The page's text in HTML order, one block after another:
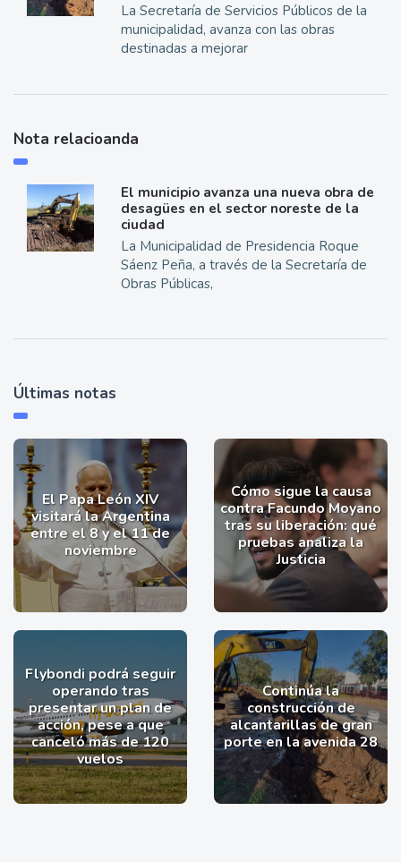
La Secretaría de Servicios Públicos de la
municipalidad, avanza con las obras
destinadas a mejorar
Nota relacioanda
El municipio avanza una nueva obra de
desagües en el sector noreste de la
ciudad
La Municipalidad de Presidencia Roque
Sáenz Peña, a través de la Secretaría de
Obras Públicas,
Últimas notas
El Papa León XIV
visitará la Argentina
entre el 8 y el 11 de
noviembre
Cómo sigue la causa
contra Facundo Moyano
tras su liberación: qué
pruebas analiza la
Justicia
Flybondi podrá seguir
operando tras
presentar un plan de
acción, pese a que
canceló más de 120
vuelos
Continúa la
construcción de
alcantarillas de gran
porte en la avenida 28